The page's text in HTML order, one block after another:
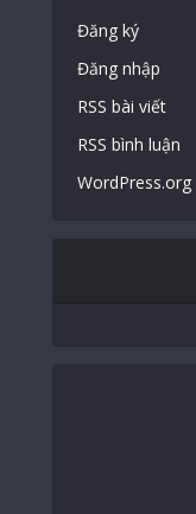
Đăng ký
Đăng nhập
RSS bài viết
RSS bình luận
WordPress.org